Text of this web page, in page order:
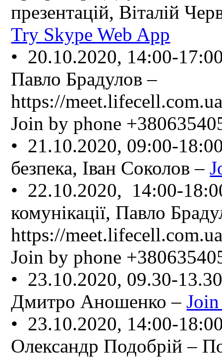
презентацій, Віталій
Try Skype Web App
• 20.10.2020, 14:00-
Павло Брадулов –
https://
Join by phone
• 21.10.2020, 09:00-
безпека, Іван Соколов –
• 22.10.2020, 14:00-
комунікації, Павло
https://
Join by phone
• 23.10.2020, 09.30-
Дмитро Аношенко –
• 23.10.2020, 14:00-
Олександр Подобрій –